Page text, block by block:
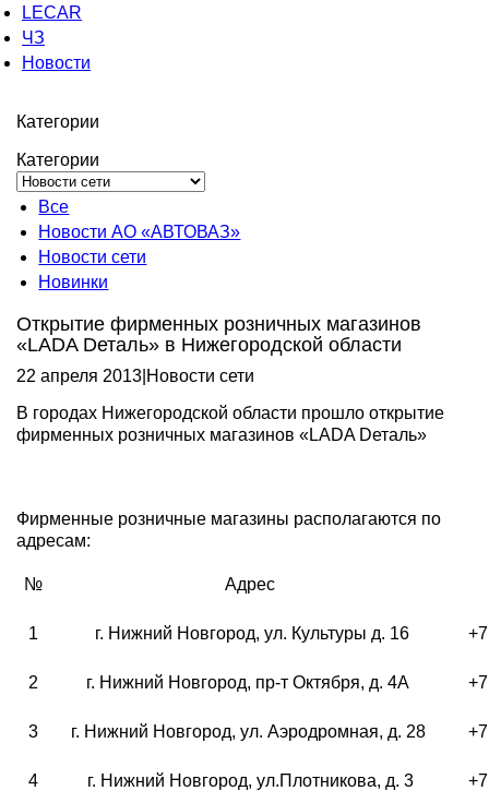
LECAR
ЧЗ
Новости
Категории
Категории
Все
Новости АО «АВТОВАЗ»
Новости сети
Новинки
Открытие фирменных розничных магазинов
«LADA Dеталь» в Нижегородской области
22 апреля 2013 Новости сети
В городах Нижегородской области прошло открытие
фирменных розничных магазинов «LADA Dеталь»
Фирменные розничные магазины располагаются по
адресам:
№ Адрес
1 г. Нижний Новгород, ул. Культуры д. 16
2 г. Нижний Новгород, пр-т Октября, д. 4А
3 г. Нижний Новгород, ул. Аэродромная, д. 28
4 г. Нижний Новгород, ул.Плотникова, д. 3